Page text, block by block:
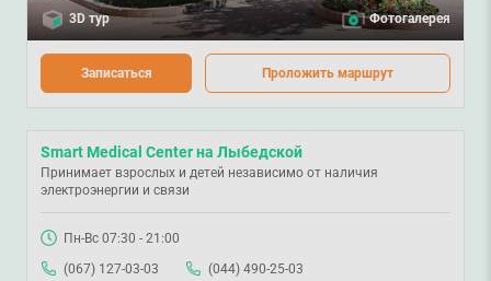
3D тур Фотогалерея
Записаться Проложить маршрут
Smart Medical Center на Лыбедской
Принимает взрослых и детей независимо от наличия
электроэнергии и связи
Пн-Вс 07:30 - 21:00
(067) 127-03-03
(044) 490-25-03